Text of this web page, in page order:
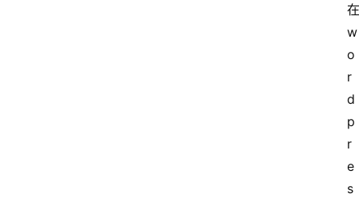
在
w
o
r
d
p
r
e
s